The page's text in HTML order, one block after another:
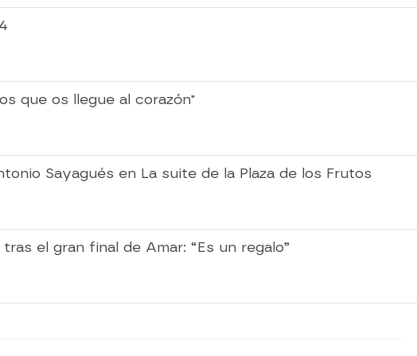
que os llegue al corazón"
Sayagués en La suite de la Plaza de los Frutos
el gran final de Amar: “Es un regalo”